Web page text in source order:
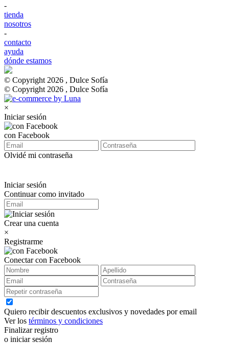
-
tienda
nosotros
-
contacto
ayuda
dónde estamos
© Copyright 2026 , Dulce Sofía
© Copyright 2026 , Dulce Sofía
×
Iniciar sesión
con Facebook
Olvidé mi contraseña
Iniciar sesión
Continuar como invitado
Crear una cuenta
×
Registrarme
Conectar con Facebook
Quiero recibir descuentos exclusivos y novedades por email
Ver los términos y condiciones
Finalizar registro
o iniciar sesión